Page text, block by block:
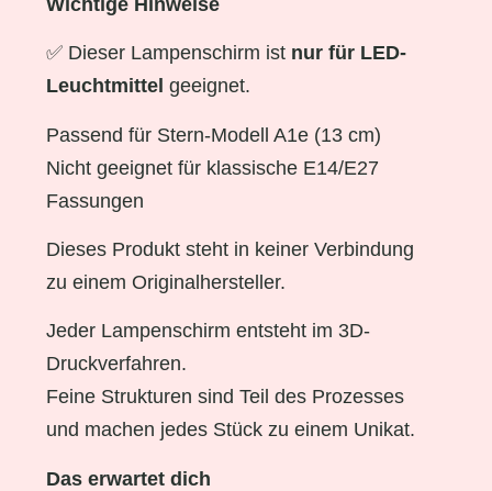
✅ Dieser Lampenschirm ist nur für LED-
Leuchtmittel geeignet.
Passend für Stern-Modell A1e (13 cm)
Nicht geeignet für klassische E14/E27
Fassungen
Dieses Produkt steht in keiner Verbindung
zu einem Originalhersteller.
Jeder Lampenschirm entsteht im 3D-
Druckverfahren.
Feine Strukturen sind Teil des Prozesses
und machen jedes Stück zu einem Unikat.
Das erwartet dich